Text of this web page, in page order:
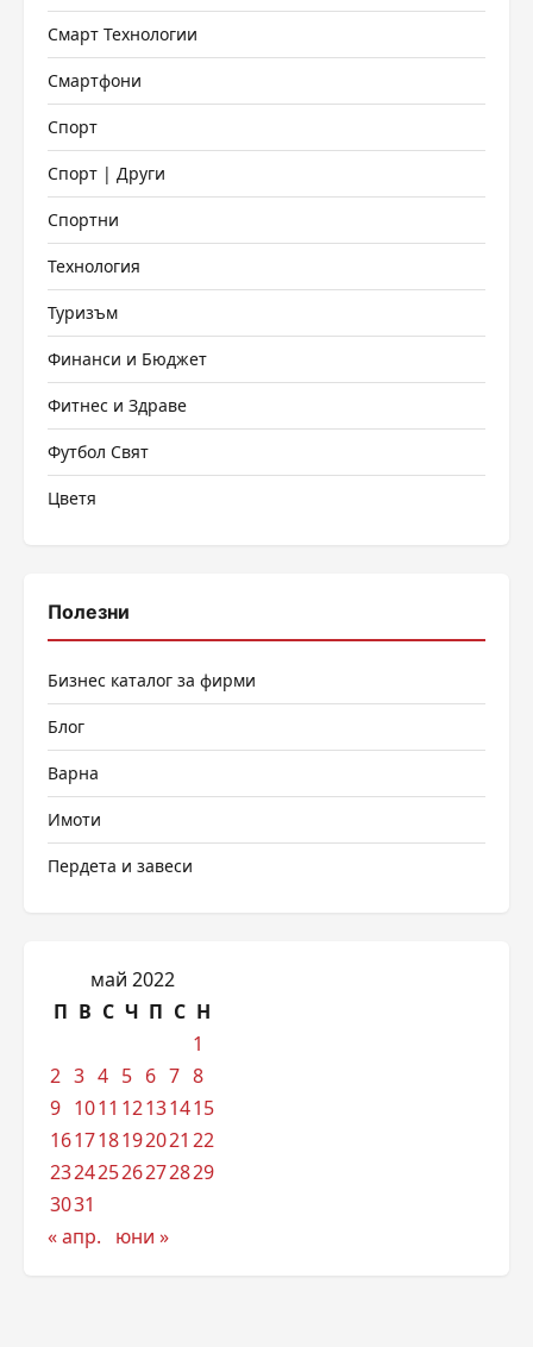
Смарт Технологии
Смартфони
Спорт
Спорт | Други
Спортни
Технология
Туризъм
Финанси и Бюджет
Фитнес и Здраве
Футбол Свят
Цветя
Полезни
Бизнес каталог за фирми
Блог
Варна
Имоти
Пердета и завеси
май 2022
П В С Ч П С Н
1
2 3 4 5 6 7 8
9 1011 12131415
161718192021 22
23242526272829
3031
« апр.
юни »